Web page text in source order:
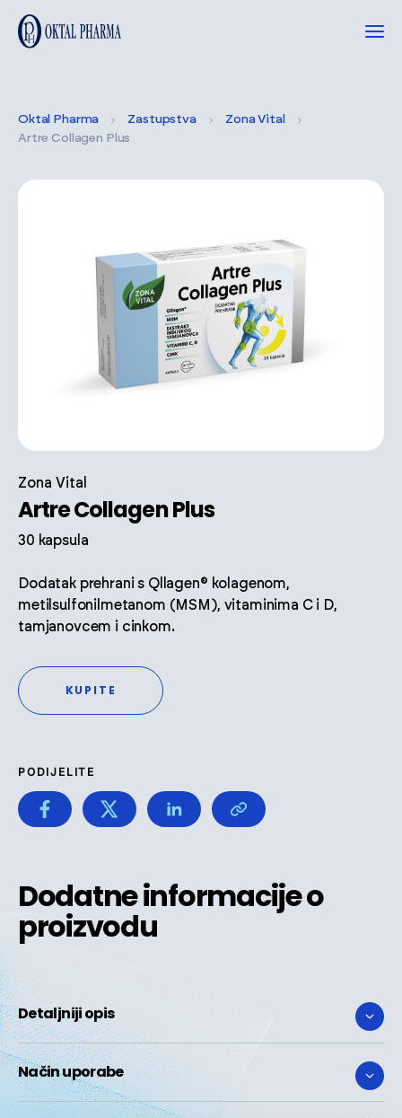
Oktal Pharma Zastupstva
Zona Vital
Artre Collagen Plus
Zona Vital
Artre Collagen Plus
30 kapsula
Dodatak prehrani s Qllagen® kolagenom,
metilsulfonilmetanom (MSM), vitaminima C i D,
tamjanovcem i cinkom.
KUPITE
PODIJELITE
Detaljniji opis
Način uporabe
Dodatne informacije o
proizvodu